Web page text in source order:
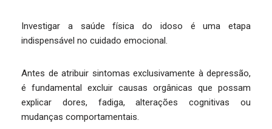
Investigar a saúde física do idoso é uma etapa
indispensável no cuidado emocional.
Antes de atribuir sintomas exclusivamente à depressão,
é fundamental excluir causas orgânicas que possam
explicar dores, fadiga, alterações cognitivas ou
mudanças comportamentais.